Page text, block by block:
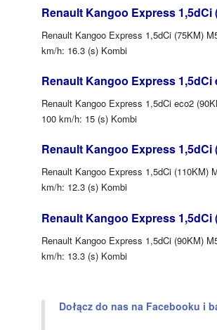
Renault Kangoo Express 1,5dCi
Renault Kangoo Express 1,5dCi (75KM)
km/h: 16.3 (s) Kombi
Renault Kangoo Express 1,5dCi
Renault Kangoo Express 1,5dCi eco2
100 km/h: 15 (s) Kombi
Renault Kangoo Express 1,5dCi
Renault Kangoo Express 1,5dCi (110KM)
km/h: 12.3 (s) Kombi
Renault Kangoo Express 1,5dCi
Renault Kangoo Express 1,5dCi (90KM)
km/h: 13.3 (s) Kombi
Dołącz do nas na Facebooku i